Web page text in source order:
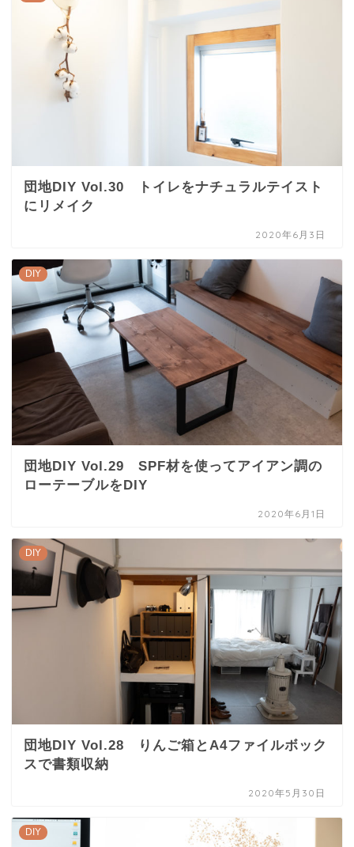
団地DIY Vol.30 トイレをナチュラルテイスト
にリメイク
2020年6月3日
DIY
団地DIY Vol.29 SPF材を使ってアイアン調の
ローテーブルをDIY
2020年6月1日
DIY
団地DIY Vol.28 りんご箱とA4ファイルボック
スで書類収納
2020年5月30日
DIY